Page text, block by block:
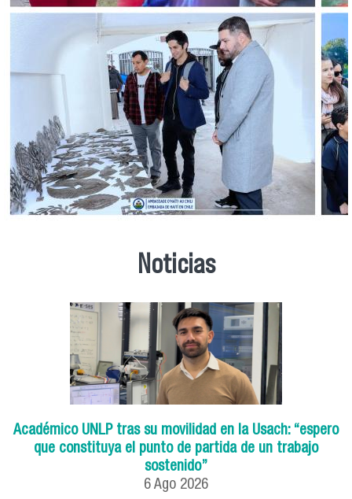
Noticias
Académico UNLP tras su movilidad en la Usach: “espero
que constituya el punto de partida de un trabajo
sostenido”
6 Ago 2026